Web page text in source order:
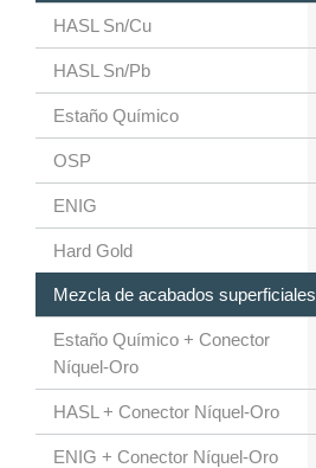
HASL Sn/Cu
HASL Sn/Pb
Estaño Químico
OSP
ENIG
Hard Gold
Mezcla de acabados superficiales
Estaño Químico + Conector
Níquel-Oro
HASL + Conector Níquel-Oro
ENIG + Conector Níquel-Oro